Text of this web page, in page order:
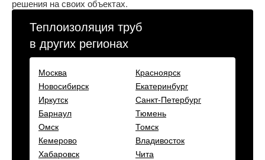
решения на своих объектах.
Теплоизоляция труб
в других регионах
Москва
Красноярск
Новосибирск
Екатеринбург
Иркутск
Санкт-Петербург
Барнаул
Тюмень
Омск
Томск
Кемерово
Владивосток
Хабаровск
Чита